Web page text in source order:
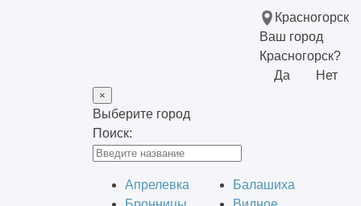
Красногорск
Ваш город
Красногорск?
Да
Нет
×
Выберите город
Поиск:
Апрелевка
Балашиха